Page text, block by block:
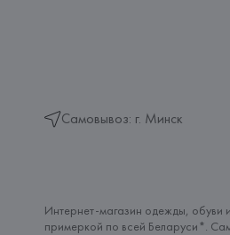
Самовывоз: г. Минск
Интернет-магазин одежды, обуви
примеркой по всей Беларуси*.